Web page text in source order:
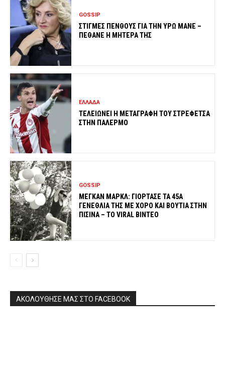
GOSSIP
ΣΤΙΓΜΕΣ ΠΕΝΘΟΥΣ ΓΙΑ ΤΗΝ ΥΡΩ ΜΑΝΕ –
ΠΕΘΑΝΕ Η ΜΗΤΕΡΑ ΤΗΣ
ΕΛΛΑΔΑ
ΤΕΛΕΙΩΝΕΙ Η ΜΕΤΑΓΡΑΦΗ ΤΟΥ ΣΤΡΕΦΕΤΣΑ
ΣΤΗΝ ΠΑΛΕΡΜΟ
GOSSIP
ΜΕΓΚΑΝ ΜΑΡΚΛ: ΓΙΟΡΤΑΣΕ ΤΑ 45Α
ΓΕΝΕΘΛΙΑ ΤΗΣ ΜΕ ΧΟΡΟ ΚΑΙ ΒΟΥΤΙΑ ΣΤΗΝ
ΠΙΣΙΝΑ – ΤΟ VIRAL ΒΙΝΤΕΟ
ΑΚΟΛΟΥΘΗΣΕ ΜΑΣ ΣΤΟ FACEBOOK